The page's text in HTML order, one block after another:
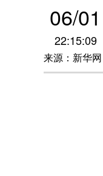
06/01
22:15:09
来源：新华网